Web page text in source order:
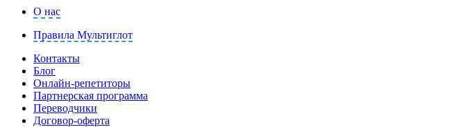
О нас
Правила Мультиглот
Контакты
Блог
Онлайн-репетиторы
Партнерская программа
Переводчики
Договор-оферта